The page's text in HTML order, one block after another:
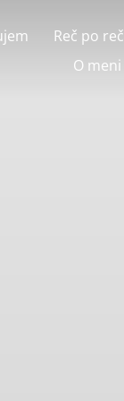
Reč po reč
O meni